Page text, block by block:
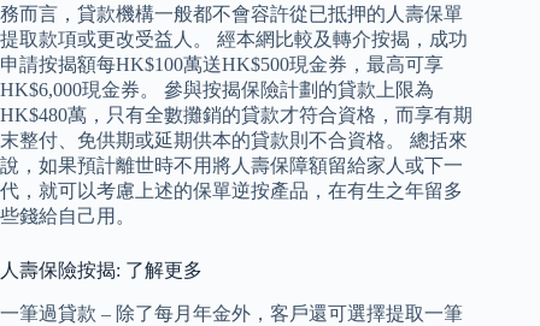
務而言，貸款機構一般都不會容許從已抵押的人壽保單
提取款項或更改受益人。 經本網比較及轉介按揭，成功
申請按揭額每HK$100萬送HK$500現金券，最高可享
HK$6,000現金券。 參與按揭保險計劃的貸款上限為
HK$480萬，只有全數攤銷的貸款才符合資格，而享有期
末整付、免供期或延期供本的貸款則不合資格。 總括來
說，如果預計離世時不用將人壽保障額留給家人或下一
代，就可以考慮上述的保單逆按產品，在有生之年留多
些錢給自己用。
人壽保險按揭: 了解更多
一筆過貸款 – 除了每月年金外，客戶還可選擇提取一筆